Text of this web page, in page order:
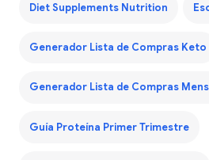
Diet Supplements Nutrition
Generador Lista de Compras Keto
Generador Lista de Compras
Guía Proteína Primer Trimestre